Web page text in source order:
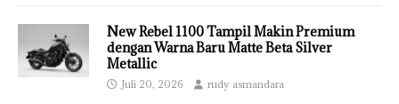
New Rebel 1100 Tampil Makin Premium
dengan Warna Baru Matte Beta Silver
Metallic
Juli 20, 2026 rudy asmandara